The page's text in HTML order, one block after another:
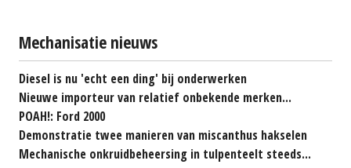
Mechanisatie nieuws
Diesel is nu 'echt een ding' bij onderwerken
Nieuwe importeur van relatief onbekende merken...
POAH!: Ford 2000
Demonstratie twee manieren van miscanthus hakselen
Mechanische onkruidbeheersing in tulpenteelt steeds...